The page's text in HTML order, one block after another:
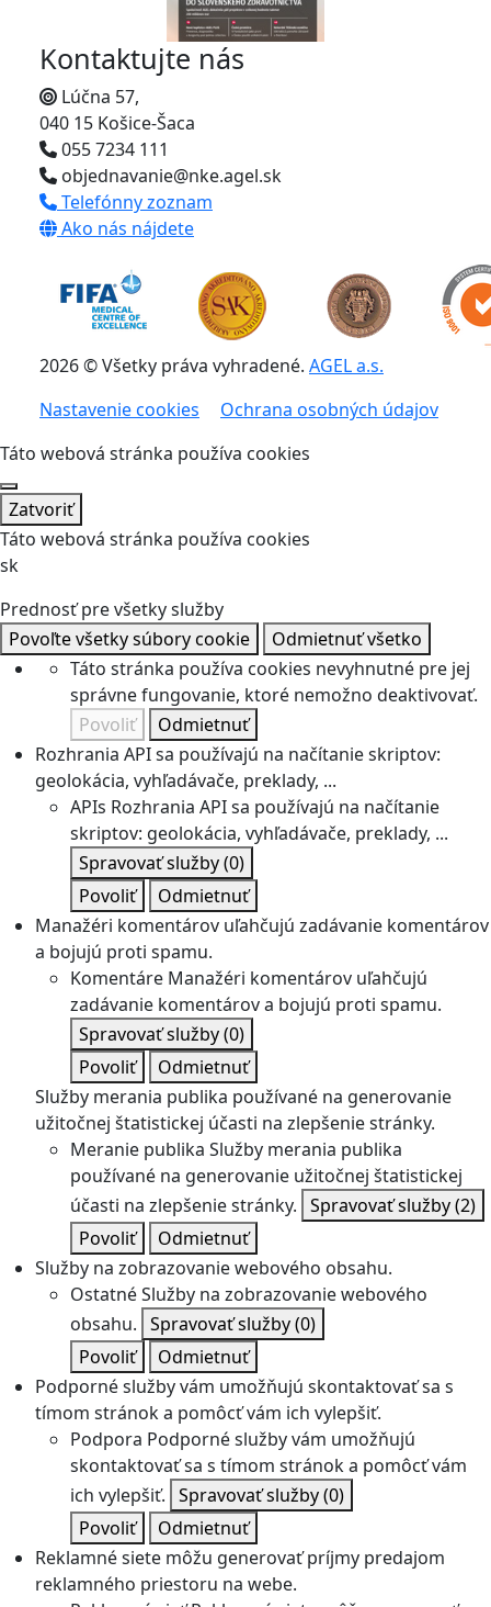
Kontaktujte nás
Lúčna 57,
040 15 Košice-Šaca
055 7234 111
objednavanie@nke.agel.sk
Telefónny zoznam
Ako nás nájdete
2026 © Všetky práva vyhradené. AGEL a.s.
Nastavenie cookies
Ochrana osobných údajov
Táto webová stránka používa cookies
Zatvoriť
Táto webová stránka používa cookies
sk
Prednosť pre všetky služby
Povoľte všetky súbory cookie
Odmietnuť všetko
Táto stránka používa cookies nevyhnutné pre jej
správne fungovanie, ktoré nemožno deaktivovať.
Povoliť
Odmietnuť
Rozhrania API sa používajú na načítanie skriptov:
geolokácia, vyhľadávače, preklady, ...
APIs Rozhrania API sa používajú na načítanie
skriptov: geolokácia, vyhľadávače, preklady, ...
Spravovať služby(0)
Povoliť
Odmietnuť
Manažéri komentárov uľahčujú zadávanie komentárov
a bojujú proti spamu.
Komentáre Manažéri komentárov uľahčujú
zadávanie komentárov a bojujú proti spamu.
Spravovať služby(0)
Povoliť
Odmietnuť
Služby merania publika používané na generovanie
užitočnej štatistickej účasti na zlepšenie stránky.
Meranie publika Služby merania publika
používané na generovanie užitočnej štatistickej
účasti na zlepšenie stránky. Spravovať služby(2)
Povoliť
Odmietnuť
Služby na zobrazovanie webového obsahu.
OstatnéSlužby na zobrazovanie webového
obsahu. Spravovať služby(0)
Povoliť
Odmietnuť
Podporné služby vám umožňujú skontaktovať sa s
tímom stránok a pomôcť vám ich vylepšiť.
Podpora Podporné služby vám umožňujú
skontaktovať sa s tímom stránok a pomôcť vám
ich vylepšiť. Spravovať služby(0)
Povoliť
Odmietnuť
Reklamné siete môžu generovať príjmy predajom
reklamného priestoru na webe.